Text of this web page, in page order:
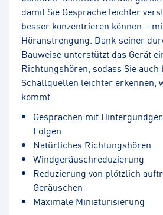
damit Sie Gespräche leichter
besser konzentrieren können –
Höranstrengung. Dank seiner
Bauweise unterstützt das Gerät
Richtungshören, sodass Sie
Schallquellen leichter erkennen,
kommt.
Gesprächen mit
Folgen
Natürliches Richtungshören
Windgeräuschreduzierung
Reduzierung von plötzlich
Geräuschen
Maximale Miniaturisierung